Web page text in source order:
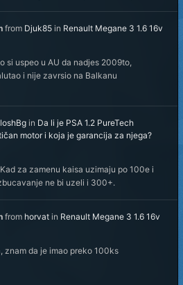
from Djuk85 in Renault Megane 3 1.6 16v
si uspeo u AU da nadjes 2009to,
i nije zavrsio na Balkanu
in Da li je PSA 1.2 PureTech
motor i koja je garancija za njega?
za zamenu kaisa uzimaju po 100e i
ne bi uzeli i 300+.
from horvat in Renault Megane 3 1.6 16v
znam da je imao preko 100ks